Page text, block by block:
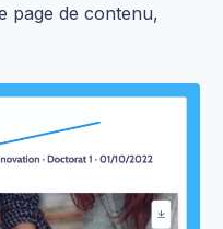
page de contenu,